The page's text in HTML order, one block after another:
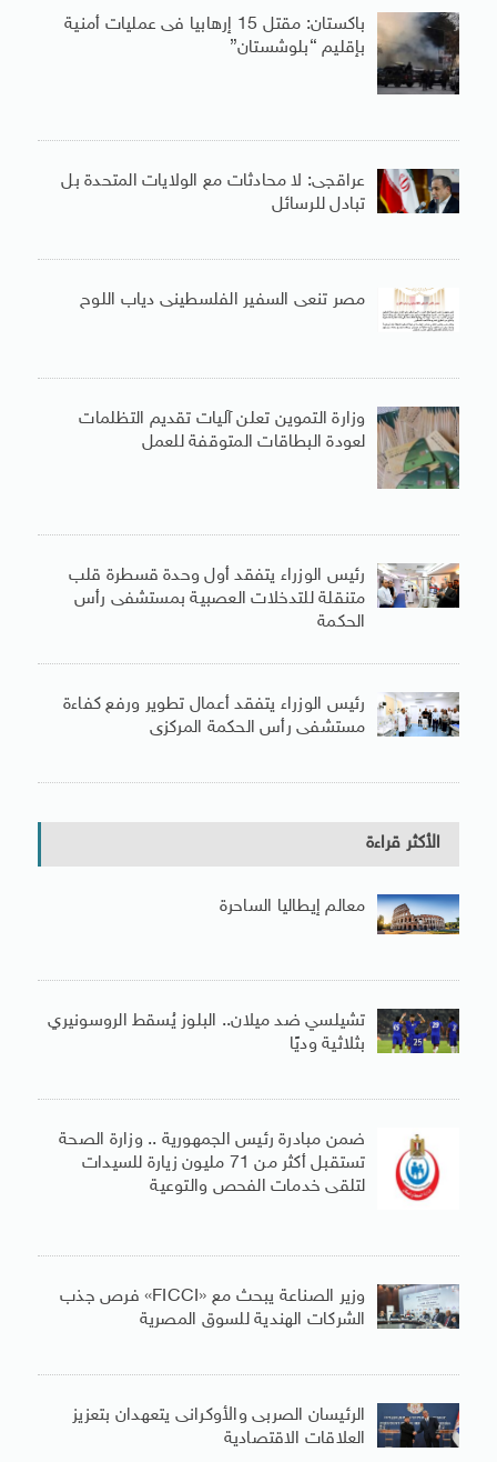
باكستان: مقتل 15 إرهابيا فى عمليات أمنية
بإقليم “بلوشستان”
عراقجى: لا محادثات مع الولايات المتحدة بل
تبادل للرسائل
مصر تنعى السفير الفلسطينى دياب اللوح
وزارة التموين تعلن آليات تقديم التظلمات
لعودة البطاقات المتوقفة للعمل
رئيس الوزراء يتفقد أول وحدة قسطرة قلب
متنقلة للتدخلات العصبية بمستشفى رأس
الحكمة
رئيس الوزراء يتفقد أعمال تطوير ورفع كفاءة
مستشفى رأس الحكمة المركزى
الأكثر قراءة
معالم إيطاليا الساحرة
تشيلسي ضد ميلان.. البلوز يُسقط الروسونيري
بثلاثية وديًا
ضمن مبادرة رئيس الجمهورية .. وزارة الصحة
تستقبل أكثر من 71 مليون زيارة للسيدات
لتلقى خدمات الفحص والتوعية
وزير الصناعة يبحث مع «FICCI» فرص جذب
الشركات الهندية للسوق المصرية
الرئيسان الصربى والأوكرانى يتعهدان بتعزيز
العلاقات الاقتصادية